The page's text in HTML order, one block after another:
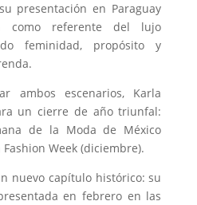
presentación en Paraguay
como referente del lujo
feminidad, propósito y
ambos escenarios, Karla
un cierre de año triunfal:
de la Moda de México
Week (diciembre).
nuevo capítulo histórico: su
en febrero en las